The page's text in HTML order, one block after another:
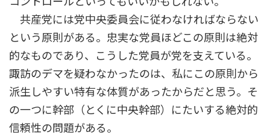
共産党には党中央委員会に従わなければならない
という原則がある。忠実な党員ほどこの原則は絶対
的なものであり、こうした党員が党を支えている。
諏訪のデマを疑わなかったのは、私にこの原則から
派生しやすい特有な体質があったからだと思う。そ
の一つに幹部（とくに中央幹部）にたいする絶対的
信頼性の問題がある。